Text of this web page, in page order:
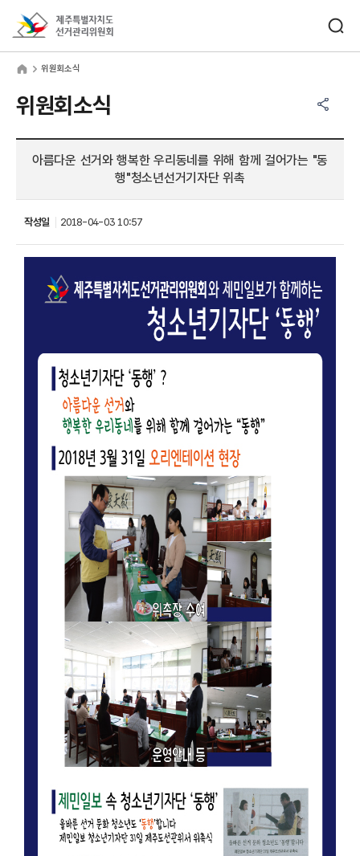
위원회소식
위원회소식
아름다운 선거와 행복한 우리동네를 위해 함께 걸어가는 "동
행"청소년선거기자단 위촉
작성일 2018-04-03 10:57